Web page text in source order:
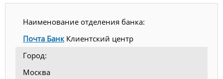
Наименование отделения банка:
Почта БанкКлиентский центр
Город:
Москва